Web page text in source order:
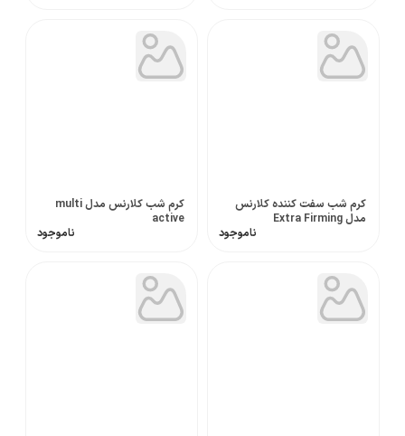
کرم شب سفت کننده کلارنس
مدل Extra Firming
ناموجود
کرم شب کلارنس مدل multi
active
ناموجود